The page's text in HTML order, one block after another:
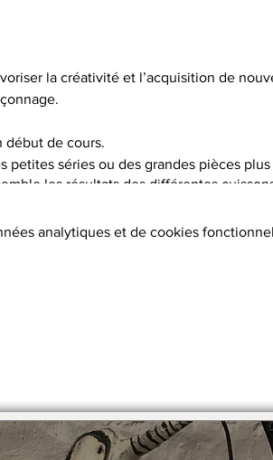
la créativité et l’acquisition de
début de cours.
petites séries ou des grandes pièces
les résultats des différentes
et pas moins de 15 engobes.
analytiques et de cookies